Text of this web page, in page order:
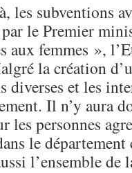
les subventions
le Premier
femmes »,
la création
diverses et les
Il n’y aura
personnes
le département
l’ensemble de